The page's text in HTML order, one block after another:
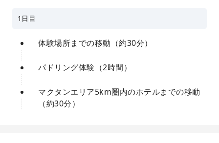
1日目
体験場所までの移動（約30分）
パドリング体験（2時間）
マクタンエリア5km圏内のホテルまでの移動
（約30分）